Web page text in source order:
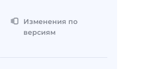
Изменения по
версиям